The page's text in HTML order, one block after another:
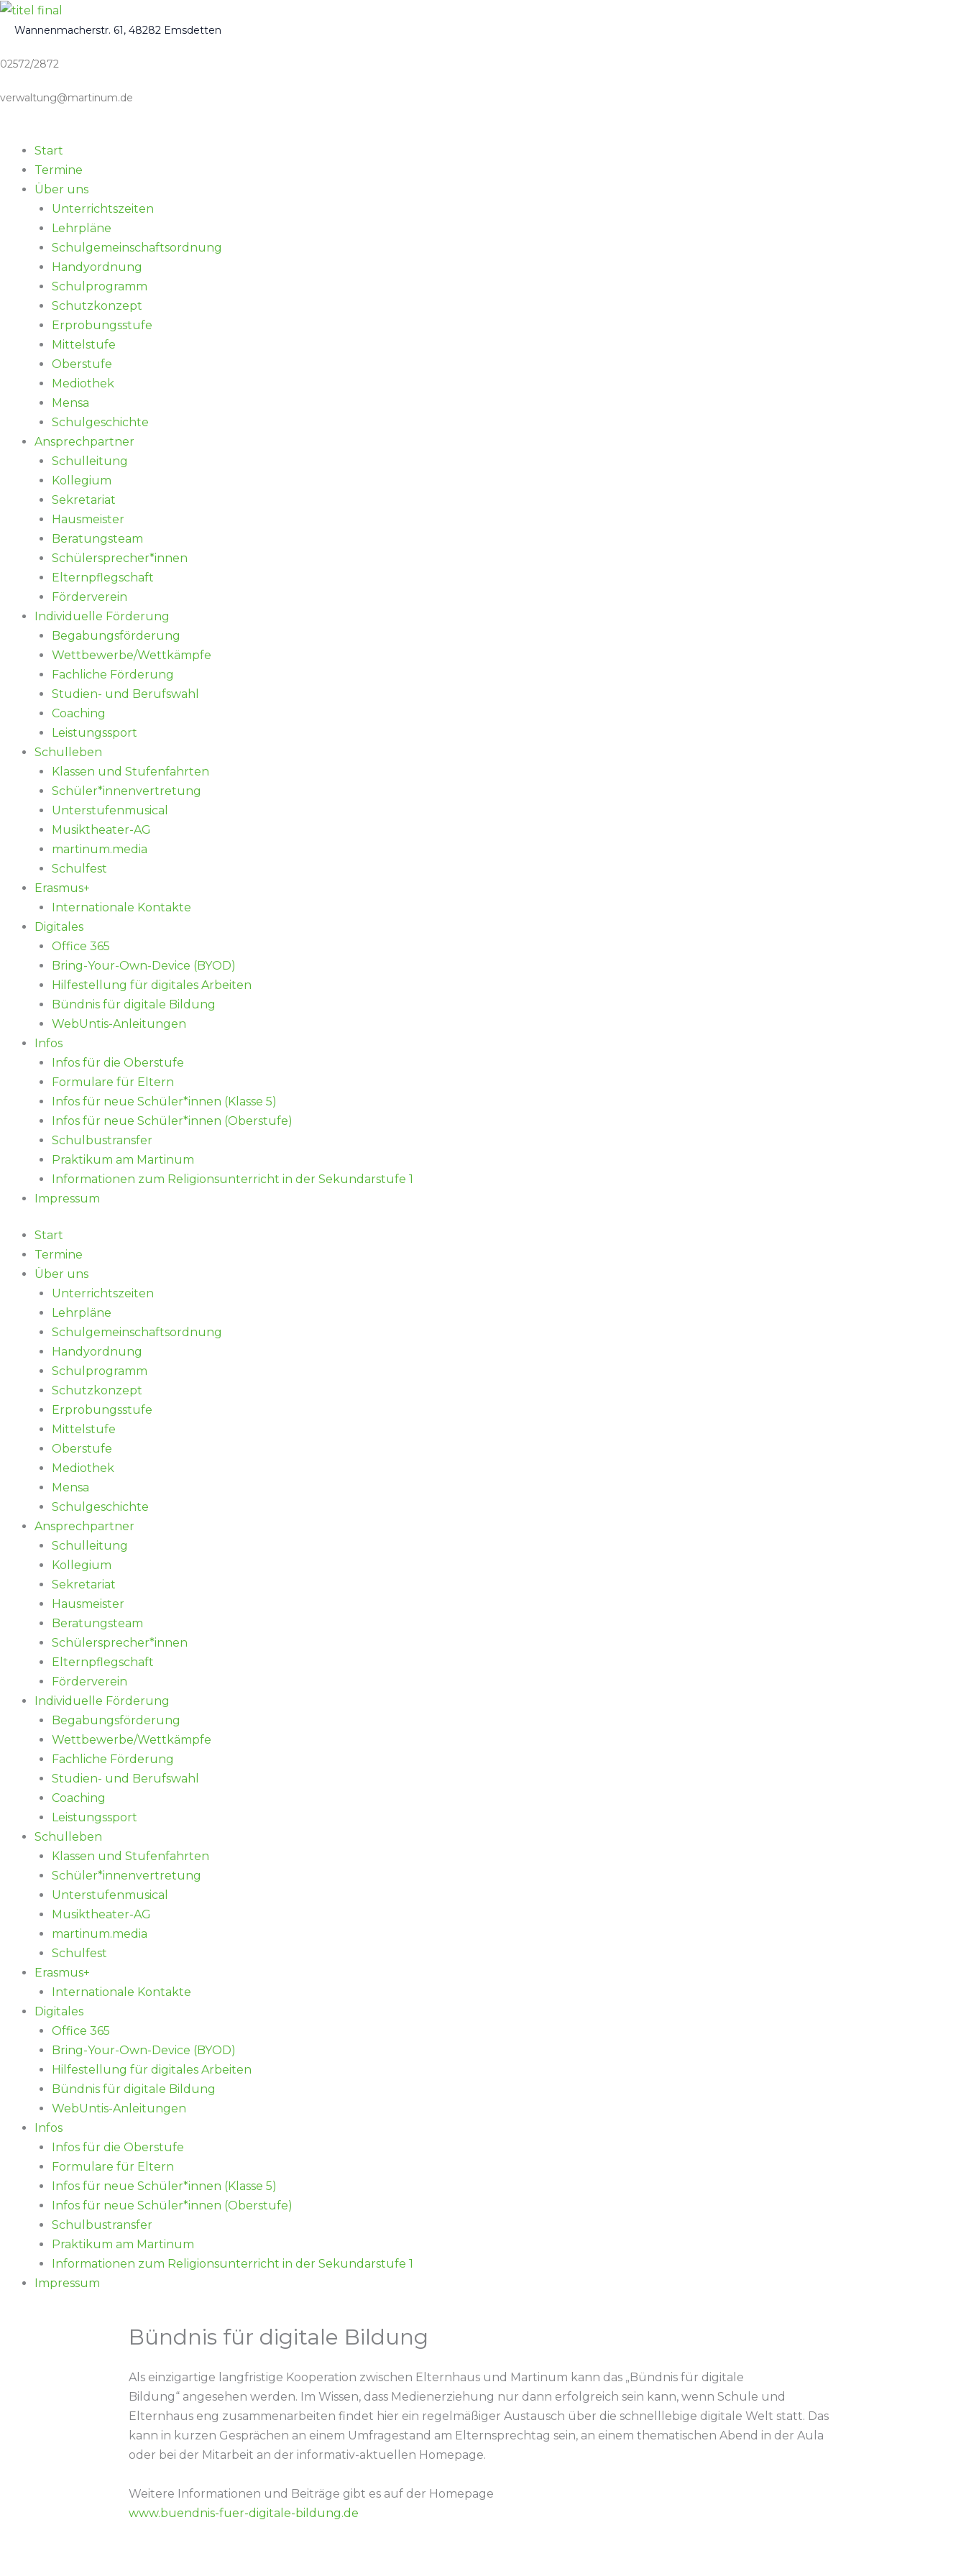
Zum
Inhalt
Wannenmacherstr. 61, 48282 Emsdetten
02572/2872
verwaltung@martinum.de
Start
Termine
Über uns
Unterrichtszeiten
Lehrpläne
Schulgemeinschaftsordnung
Handyordnung
Schulprogramm
Schutzkonzept
Erprobungsstufe
Mittelstufe
Oberstufe
Mediothek
Mensa
Schulgeschichte
Ansprechpartner
Schulleitung
Kollegium
Sekretariat
Hausmeister
Beratungsteam
Schülersprecher*innen
Elternpflegschaft
Förderverein
Individuelle Förderung
Begabungsförderung
Wettbewerbe/Wettkämpfe
Fachliche Förderung
Studien- und Berufswahl
Coaching
Leistungssport
Schulleben
Klassen und Stufenfahrten
Schüler*innenvertretung
Unterstufenmusical
Musiktheater-AG
martinum.media
Schulfest
Erasmus+
Internationale Kontakte
Digitales
Office 365
Bring-Your-Own-Device (BYOD)
Hilfestellung für digitales Arbeiten
Bündnis für digitale Bildung
WebUntis-Anleitungen
Infos
Infos für die Oberstufe
Formulare für Eltern
Infos für neue Schüler*innen (Klasse 5)
Infos für neue Schüler*innen (Oberstufe)
Schulbustransfer
Praktikum am Martinum
Informationen zum Religionsunterricht in der Sekundarstufe 1
Impressum
Start
Termine
Über uns
Unterrichtszeiten
Lehrpläne
Schulgemeinschaftsordnung
Handyordnung
Schulprogramm
Schutzkonzept
Erprobungsstufe
Mittelstufe
Oberstufe
Mediothek
Mensa
Schulgeschichte
Ansprechpartner
Schulleitung
Kollegium
Sekretariat
Hausmeister
Beratungsteam
Schülersprecher*innen
Elternpflegschaft
Förderverein
Individuelle Förderung
Begabungsförderung
Wettbewerbe/Wettkämpfe
Fachliche Förderung
Studien- und Berufswahl
Coaching
Leistungssport
Schulleben
Klassen und Stufenfahrten
Schüler*innenvertretung
Unterstufenmusical
Musiktheater-AG
martinum.media
Schulfest
Erasmus+
Internationale Kontakte
Digitales
Office 365
Bring-Your-Own-Device (BYOD)
Hilfestellung für digitales Arbeiten
Bündnis für digitale Bildung
WebUntis-Anleitungen
Infos
Infos für die Oberstufe
Formulare für Eltern
Infos für neue Schüler*innen (Klasse 5)
Infos für neue Schüler*innen (Oberstufe)
Schulbustransfer
Praktikum am Martinum
Informationen zum Religionsunterricht in der Sekundarstufe 1
Impressum
Bündnis für digitale Bildung
Als einzigartige langfristige Kooperation zwischen Elternhaus und Martinum kann das „Bündnis für digitale
Bildung“ angesehen werden. Im Wissen, dass Medienerziehung nur dann erfolgreich sein kann, wenn Schule und
Elternhaus eng zusammenarbeiten findet hier ein regelmäßiger Austausch über die schnelllebige digitale Welt statt. Das
kann in kurzen Gesprächen an einem Umfragestand am Elternsprechtag sein, an einem thematischen Abend in der Aula
oder bei der Mitarbeit an der informativ-aktuellen Homepage.
Weitere Informationen und Beiträge gibt es auf der Homepage
www.buendnis-fuer-digitale-bildung.de